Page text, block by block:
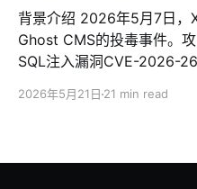
背景介绍 2026年5月7日，XLab监测到一起针对重要客户
Ghost CMS的投毒事件。
SQL注入漏洞CVE-2026-
章，在页面底部植入恶意
2026年5月21日 21 min read